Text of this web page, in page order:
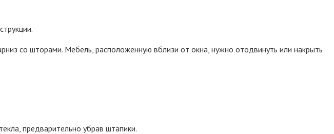
со шторами. Мебель, расположенную вблизи от окна, нужно отодвинуть или накрыть
предварительно убрав штапики.